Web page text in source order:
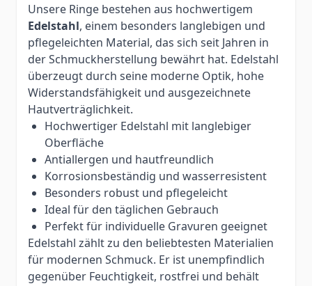
Unsere Ringe bestehen aus hochwertigem
Edelstahl, einem besonders langlebigen und
pflegeleichten Material, das sich seit Jahren in
der Schmuckherstellung bewährt hat. Edelstahl
überzeugt durch seine moderne Optik, hohe
Widerstandsfähigkeit und ausgezeichnete
Hautverträglichkeit.
Hochwertiger Edelstahl mit langlebiger
Oberfläche
Antiallergen und hautfreundlich
Korrosionsbeständig und wasserresistent
Besonders robust und pflegeleicht
Ideal für den täglichen Gebrauch
Perfekt für individuelle Gravuren geeignet
Edelstahl zählt zu den beliebtesten Materialien
für modernen Schmuck. Er ist unempfindlich
gegenüber Feuchtigkeit, rostfrei und behält